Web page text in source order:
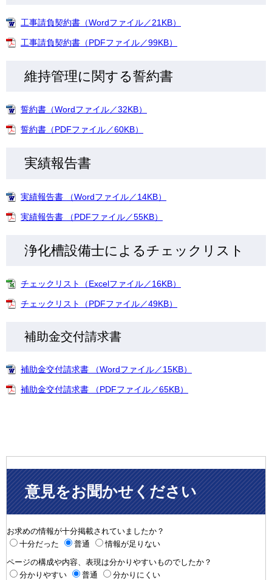
工事請負契約書（Wordファイル／21KB）
工事請負契約書（PDFファイル／99KB）
維持管理に関する誓約書
誓約書（Wordファイル／32KB）
誓約書（PDFファイル／60KB）
実績報告書
実績報告書 （Wordファイル／14KB）
実績報告書 （PDFファイル／55KB）
浄化槽設備士によるチェックリスト
チェックリスト（Excelファイル／16KB）
チェックリスト（PDFファイル／49KB）
補助金交付請求書
補助金交付請求書 （Wordファイル／15KB）
補助金交付請求書 （PDFファイル／65KB）
意見をお聞かせください
お求めの情報が十分掲載されていましたか？
十分だった
普通 情報が足りない
ページの構成や内容、表現は分かりやすいものでしたか？
分かりやすい
普通 分かりにくい